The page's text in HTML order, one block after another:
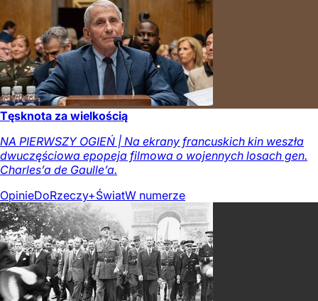
Tęsknota za wielkością
NA PIERWSZY OGIEŃ | Na ekrany francuskich kin weszła
dwuczęściowa epopeja filmowa o wojennych losach gen.
Charles’a de Gaulle’a.
OpinieDoRzeczy+ŚwiatW numerze